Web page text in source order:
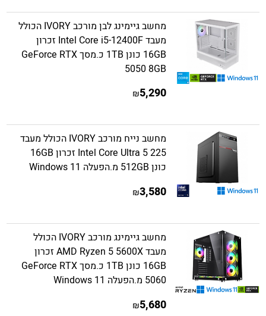
מחשב גיימינג לבן מורכב IVORY הכולל
מעבד Intel Core i5-12400F זכרון
16GB כונן 1TB כ.מסך GeForce RTX
5050 8GB
5,290
₪
מחשב נייח מורכב IVORY הכולל מעבד
Intel Core Ultra 5 225 זכרון 16GB
כונן 512GB מ.הפעלה Windows 11
3,580
₪
מחשב גיימינג מורכב IVORY הכולל
מעבד AMD Ryzen 5 5600X זכרון
16GB כונן 1TB כ.מסך GeForce RTX
5060 מ.הפעלה Windows 11
5,680
₪